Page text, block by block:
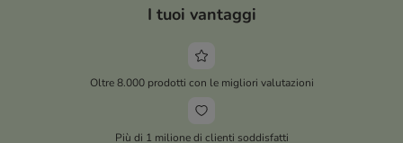
I tuoi vantaggi
Oltre 8.000 prodotti con le migliori valutazioni
Più di 1 milione di clienti soddisfatti